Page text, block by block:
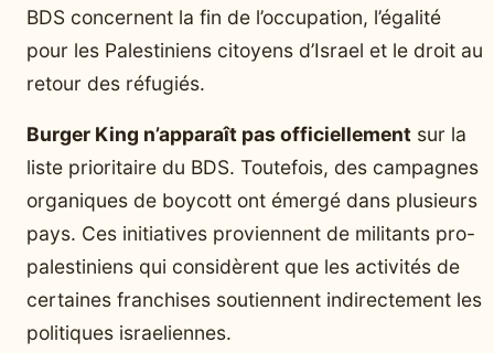
BDS concernent la fin de l’occupation, l’égalité
pour les Palestiniens citoyens d’Israel et le droit au
retour des réfugiés.
Burger King n’apparaît pas officiellement sur la
liste prioritaire du BDS. Toutefois, des campagnes
organiques de boycott ont émergé dans plusieurs
pays. Ces initiatives proviennent de militants pro-
palestiniens qui considèrent que les activités de
certaines franchises soutiennent indirectement les
politiques israeliennes.